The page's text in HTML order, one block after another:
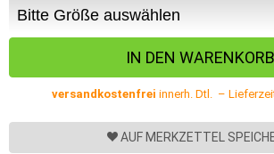
versandkostenfrei innerh. Dtl. –
AUF MERKZETTEL